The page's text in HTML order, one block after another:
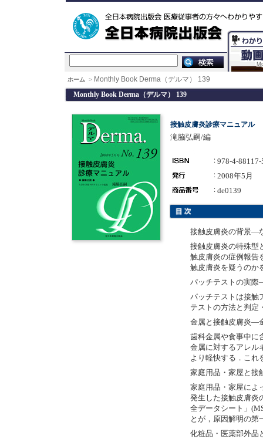
ホーム > Monthly Book Derma（デルマ） 139
Monthly Book Derma（デルマ） 139
接触皮膚炎診療マニュアル
滝脇弘嗣/編
978-4-
2008年5月
de0139
接触皮膚炎の背景―
接触皮膚炎の特殊型
触皮膚炎の症例報告
触皮膚炎を疑うのか
パッチテストの実
パッチテストは接触
テストの方法と判定
金属と接触皮膚炎―
歯科金属や食事中に
金属に対するアレル
より軽快する．これ
家庭用品・家屋と
家庭用品・家屋によ
発生した接触皮膚炎
全データシート」(
とが，原因解明の第
化粧品・医薬部外品